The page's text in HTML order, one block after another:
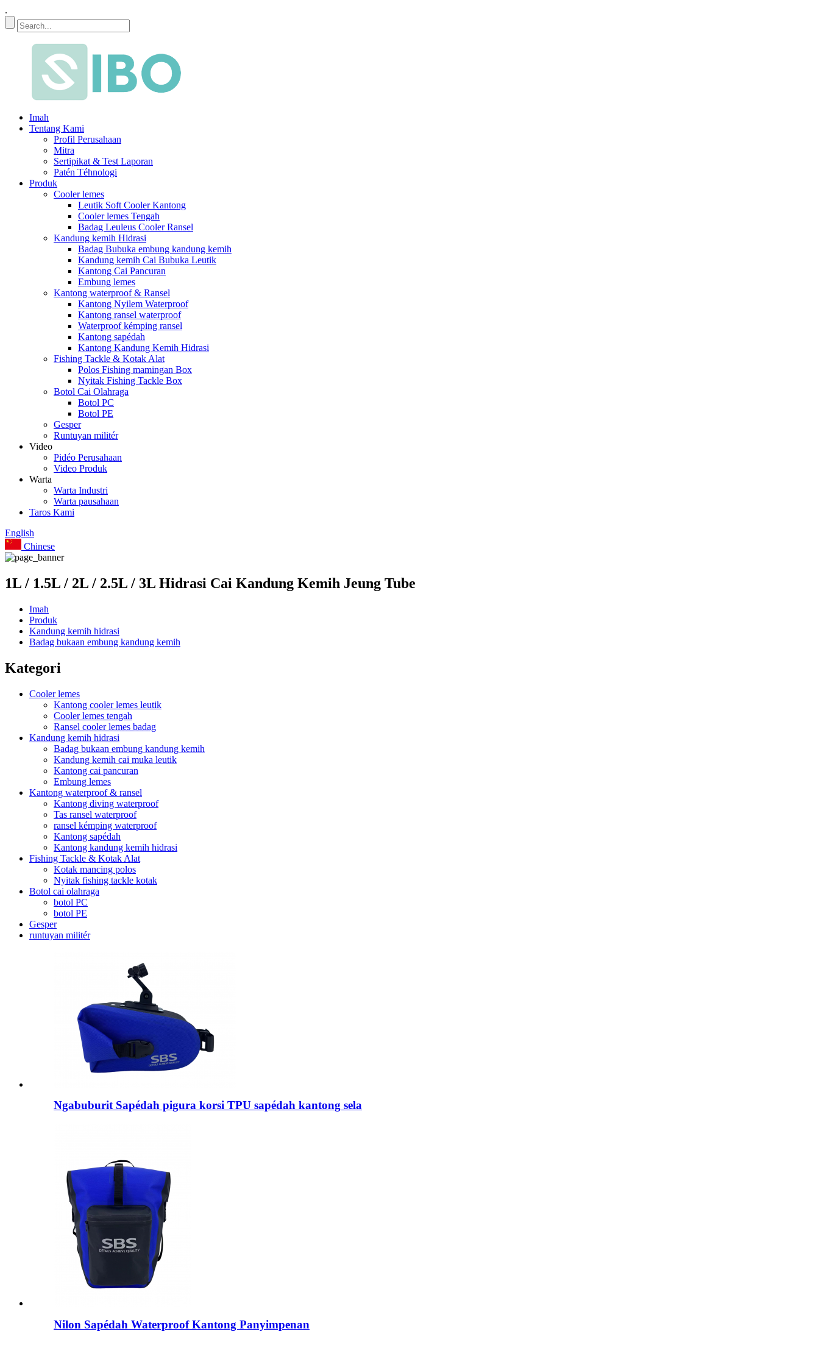
.
Imah
Tentang Kami
Profil Perusahaan
Mitra
Sertipikat & Test Laporan
Patén Téhnologi
Produk
Cooler lemes
Leutik Soft Cooler Kantong
Cooler lemes Tengah
Badag Leuleus Cooler Ransel
Kandung kemih Hidrasi
Badag Bubuka embung kandung kemih
Kandung kemih Cai Bubuka Leutik
Kantong Cai Pancuran
Embung lemes
Kantong waterproof & Ransel
Kantong Nyilem Waterproof
Kantong ransel waterproof
Waterproof kémping ransel
Kantong sapédah
Kantong Kandung Kemih Hidrasi
Fishing Tackle & Kotak Alat
Polos Fishing mamingan Box
Nyitak Fishing Tackle Box
Botol Cai Olahraga
Botol PC
Botol PE
Gesper
Runtuyan militér
Video
Pidéo Perusahaan
Video Produk
Warta
Warta Industri
Warta pausahaan
Taros Kami
English
Chinese
1L / 1.5L / 2L / 2.5L / 3L Hidrasi Cai Kandung Kemih Jeung Tube
Imah
Produk
Kandung kemih hidrasi
Badag bukaan embung kandung kemih
Kategori
Cooler lemes
Kantong cooler lemes leutik
Cooler lemes tengah
Ransel cooler lemes badag
Kandung kemih hidrasi
Badag bukaan embung kandung kemih
Kandung kemih cai muka leutik
Kantong cai pancuran
Embung lemes
Kantong waterproof & ransel
Kantong diving waterproof
Tas ransel waterproof
ransel kémping waterproof
Kantong sapédah
Kantong kandung kemih hidrasi
Fishing Tackle & Kotak Alat
Kotak mancing polos
Nyitak fishing tackle kotak
Botol cai olahraga
botol PC
botol PE
Gesper
runtuyan militér
Ngabuburit Sapédah pigura korsi TPU sapédah kantong sela
Nilon Sapédah Waterproof Kantong Panyimpenan